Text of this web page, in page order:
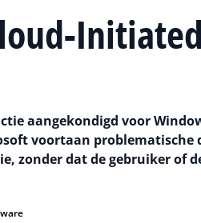
aangekondigd voor
voortaan problematische
zonder dat de gebruiker of